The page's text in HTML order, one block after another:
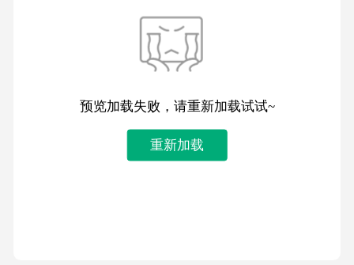
预览加载失败，请重新加载试试~
重新加载